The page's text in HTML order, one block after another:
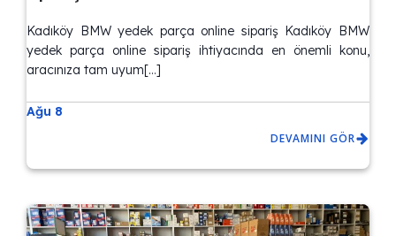
Kadıköy BMW yedek parça online sipariş Kadıköy BMW
yedek parça online sipariş ihtiyacında en önemli konu,
aracınıza tam uyum[…]
Ağu 8
DEVAMINI GÖR